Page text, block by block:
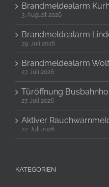
Brandmeldealarm
3. August 2026
Brandmeldealarm
29. Juli 2026
Brandmeldealarm
27. Juli 2026
Türöffnung
27. Juli 2026
Aktiver
22. Juli 2026
KATEGORIEN